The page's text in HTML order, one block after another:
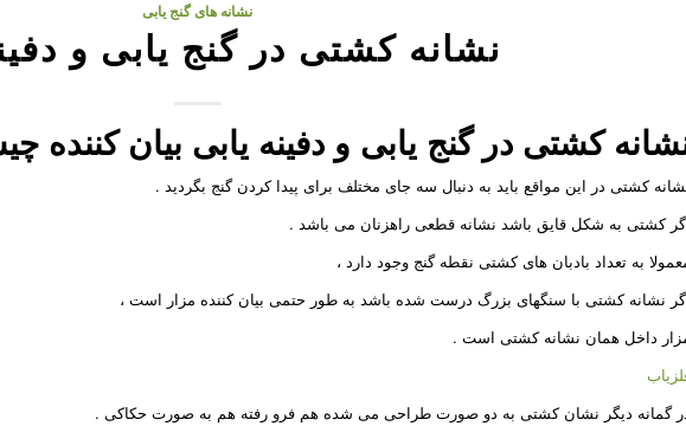
نشانه های گنج یابی
نشانه کشتی در گنج یابی و
کشتی در گنج یابی و دفینه یابی بیان کننده
کشتی در این مواقع باید به دنبال سه جای مختلف برای پیدا کردن گنج بگردید .
کشتی به شکل قایق باشد نشانه قطعی راهزنان می باشد .
به تعداد بادبان های کشتی نقطه گنج وجود دارد ،
نشانه کشتی با سنگهای بزرگ درست شده باشد به طور حتمی بیان کننده مزار است ،
داخل همان نشانه کشتی است .
گمانه دیگر نشان کشتی به دو صورت طراحی می شده هم فرو رفته هم به صورت حکاکی .